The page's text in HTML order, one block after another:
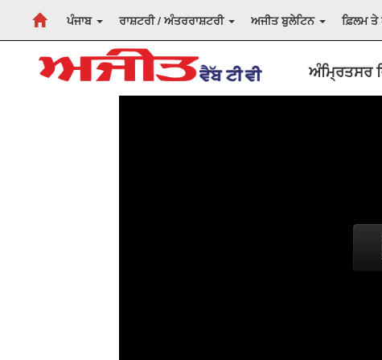
ਪੰਜਾਬ ਰਾਸ਼ਟਰੀ / ਅੰਤਰਰਾਸ਼ਟਰੀ ਅਜੀਤ ਬੁਲੇਟਿਨ ਫ਼ਿਲਮ
ਅੰਮ੍ਰਿਤਸਰ